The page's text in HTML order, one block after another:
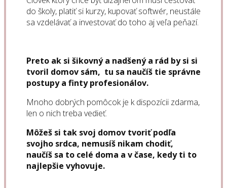
do školy, platiť si kurzy, kupovať softwér, neustále
sa vzdelávať a investovať do toho aj veľa peňazí.
Preto ak si šikovný a nadšený a rád by si si
tvoril domov sám, tu sa naučíš tie správne
postupy a finty profesionálov.
Mnoho dobrých pomôcok je k dispozícii zdarma,
len o nich treba vedieť.
Môžeš si tak svoj domov tvoriť podľa
svojho srdca, nemusíš nikam chodiť,
naučíš sa to celé doma a v čase, kedy ti to
najlepšie vyhovuje.